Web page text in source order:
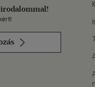
LinkedInen